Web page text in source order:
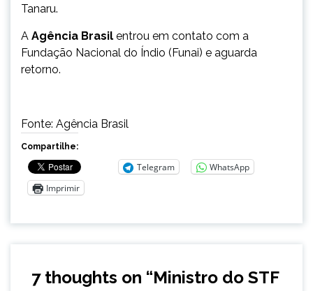
Tanaru.
A Agência Brasil entrou em contato com a
Fundação Nacional do Índio (Funai) e aguarda
retorno.
Fonte: Agência Brasil
Compartilhe:
Telegram
WhatsApp
Imprimir
7 thoughts on “Ministro do STF